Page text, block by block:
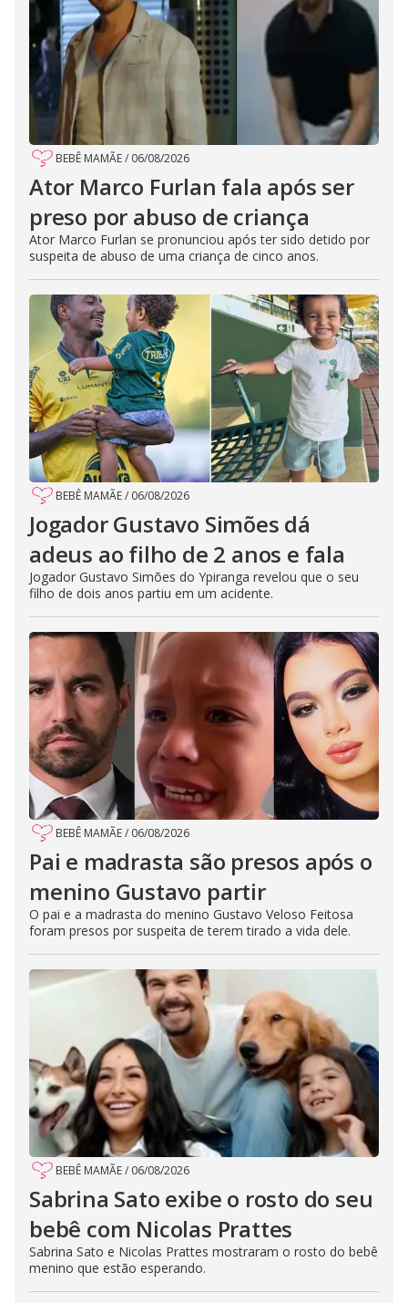
BEBÊ MAMÃE/ 06/08/2026
Ator Marco Furlan fala após ser
preso por abuso de criança
Ator Marco Furlan se pronunciou após ter sido detido por
suspeita de abuso de uma criança de cinco anos.
BEBÊ MAMÃE/ 06/08/2026
Jogador Gustavo Simões dá
adeus ao filho de 2 anos e fala
Jogador Gustavo Simões do Ypiranga revelou que o seu
filho de dois anos partiu em um acidente.
BEBÊ MAMÃE/ 06/08/2026
Pai e madrasta são presos após o
menino Gustavo partir
O pai e a madrasta do menino Gustavo Veloso Feitosa
foram presos por suspeita de terem tirado a vida dele.
BEBÊ MAMÃE/ 06/08/2026
Sabrina Sato exibe o rosto do seu
bebê com Nicolas Prattes
Sabrina Sato e Nicolas Prattes mostraram o rosto do bebê
menino que estão esperando.